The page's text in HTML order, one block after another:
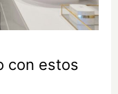
con estos